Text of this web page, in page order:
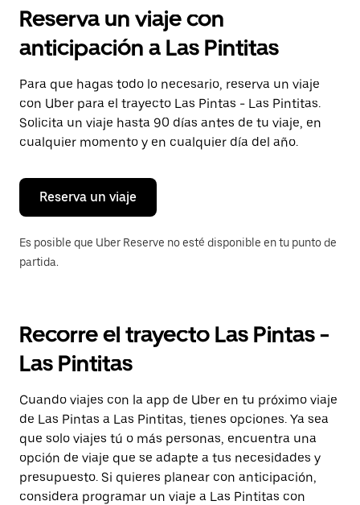
el
y
selecciona
una
fecha.
Presiona
la
tecla Esc
para
el
calendario.
Reserva un viaje con
anticipación a Las Pintitas
Para que hagas todo lo necesario, reserva un viaje
con Uber para el trayecto Las Pintas - Las Pintitas.
Solicita un viaje hasta 90 días antes de tu viaje, en
cualquier momento y en cualquier día del año.
Reserva un viaje
Es posible que Uber Reserve no esté disponible en tu punto de
partida.
Recorre el trayecto Las Pintas -
Las Pintitas
Cuando viajes con la app de Uber en tu próximo viaje
de Las Pintas a Las Pintitas, tienes opciones. Ya sea
que solo viajes tú o más personas, encuentra una
opción de viaje que se adapte a tus necesidades y
presupuesto. Si quieres planear con anticipación,
considera programar un viaje a Las Pintitas con